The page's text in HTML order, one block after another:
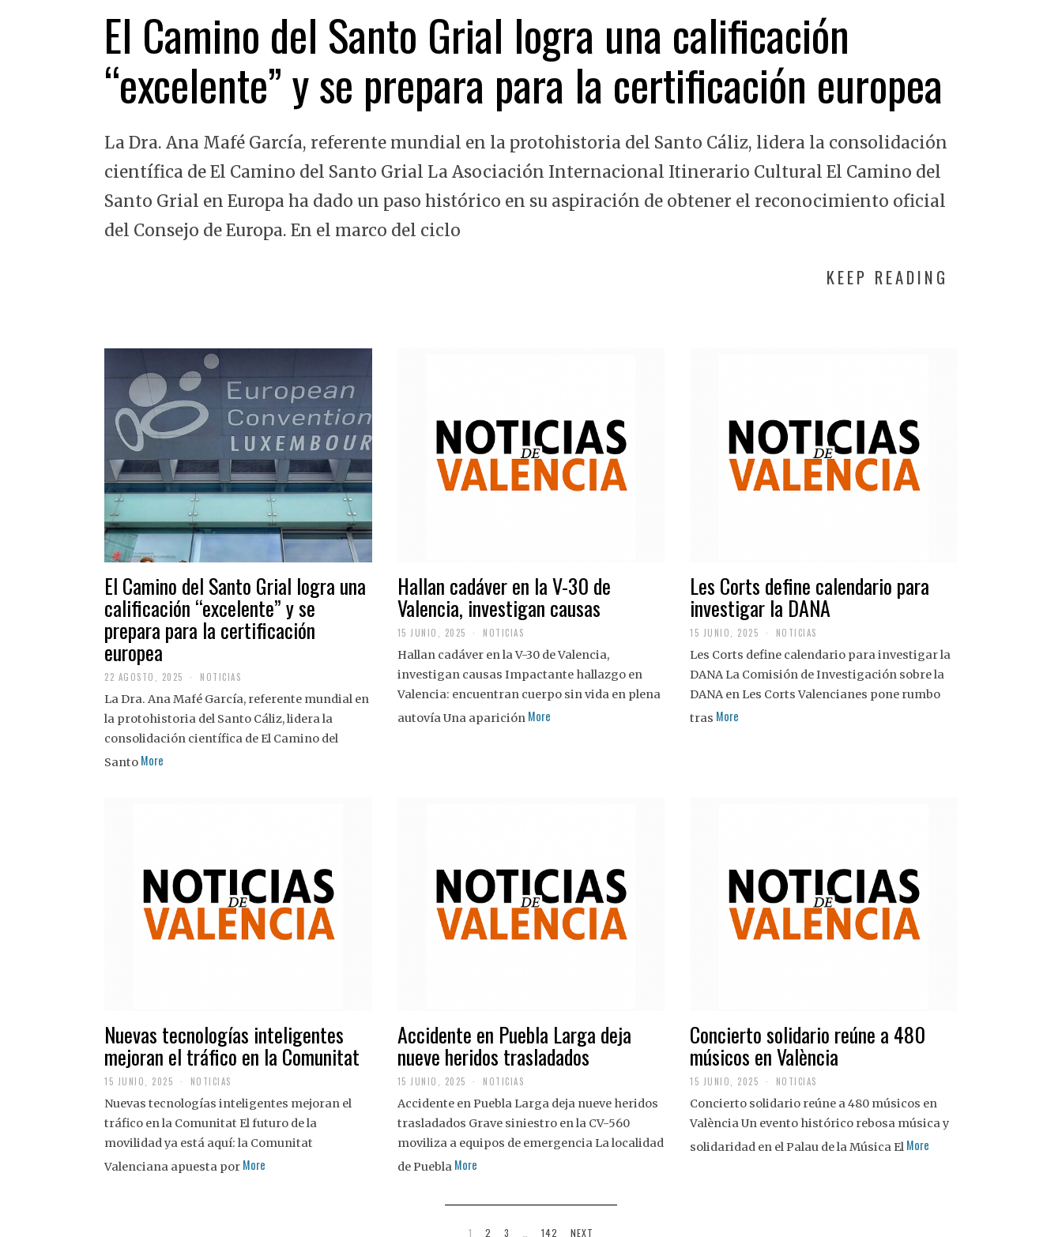
.
0
0
2
El Camino del Santo Grial logra una calificación
“excelente” y se prepara para la certificación europea
La Dra. Ana Mafé García, referente mundial en la protohistoria del Santo Cáliz, lidera la consolidación
científica de El Camino del Santo Grial La Asociación Internacional Itinerario Cultural El Camino del
Santo Grial en Europa ha dado un paso histórico en su aspiración de obtener el reconocimiento oficial
del Consejo de Europa. En el marco del ciclo
KEEP READING
El Camino del Santo Grial logra una
calificación “excelente” y se
prepara para la certificación
europea
22 AGOSTO, 2025
A
G
O
S
NOTICIAS
La Dra. Ana Mafé García, referente mundial en
la protohistoria del Santo Cáliz, lidera la
consolidación científica de El Camino del
Santo More
Hallan cadáver en la V-30 de
Valencia, investigan causas
15 JUNIO, 2025 NOTICIAS
Hallan cadáver en la V-30 de Valencia,
investigan causas Impactante hallazgo en
Valencia: encuentran cuerpo sin vida en plena
autovía Una aparición More
Les Corts define calendario para
investigar la DANA
15 JUNIO, 2025 NOTICIAS
Les Corts define calendario para investigar la
DANA La Comisión de Investigación sobre la
DANA en Les Corts Valencianes pone rumbo
tras More
Nuevas tecnologías inteligentes
mejoran el tráfico en la Comunitat
15 JUNIO, 2025 NOTICIAS
Nuevas tecnologías inteligentes mejoran el
tráfico en la Comunitat El futuro de la
movilidad ya está aquí: la Comunitat
Valenciana apuesta por More
Accidente en Puebla Larga deja
nueve heridos trasladados
15 JUNIO, 2025 NOTICIAS
Accidente en Puebla Larga deja nueve heridos
trasladados Grave siniestro en la CV-560
moviliza a equipos de emergencia La localidad
de Puebla More
Concierto solidario reúne a 480
músicos en València
15 JUNIO, 2025 NOTICIAS
Concierto solidario reúne a 480 músicos en
València Un evento histórico rebosa música y
solidaridad en el Palau de la Música El More
1 2 3 … 142 NEXT